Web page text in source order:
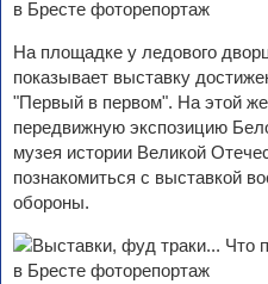
На площадке у ледового
показывает выставку
"Первый в первом". На этой
передвижную экспозицию
музея истории Великой
познакомиться с выставкой
обороны.